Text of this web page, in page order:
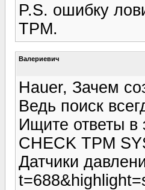
P.S. ошибку
ТРМ.
Валериевич
Hauer, Зачем
Ведь поиск
Ищите ответы в
CHECK TPM
Датчики